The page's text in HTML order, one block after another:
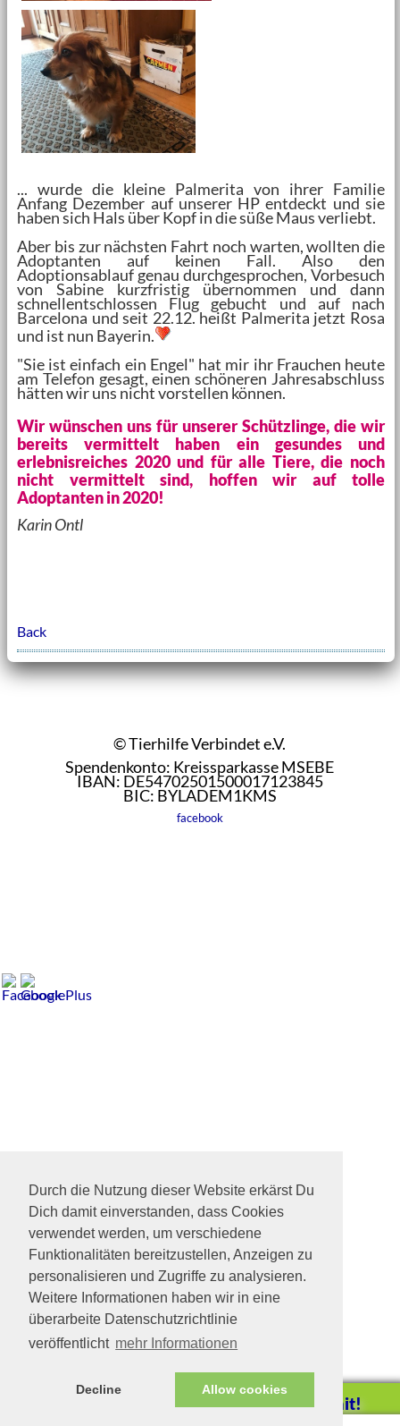
Durch die Nutzung dieser Website erkärst Du
Dich damit einverstanden, dass Cookies
verwendet werden, um verschiedene
Funktionalitäten bereitzustellen, Anzeigen zu
personalisieren und Zugriffe zu analysieren.
Weitere Informationen haben wir in eine
überarbeite Datenschutzrichtlinie
veröffentlicht mehr Informationen
Decline Allow cookies
... wurde die kleine Palmerita von ihrer Familie
Anfang Dezember auf unserer HP entdeckt und sie
haben sich Hals über Kopf in die süße Maus verliebt.
Aber bis zur nächsten Fahrt noch warten, wollten die
Adoptanten auf keinen Fall. Also den
Adoptionsablauf genau durchgesprochen, Vorbesuch
von Sabine kurzfristig übernommen und dann
schnellentschlossen Flug gebucht und auf nach
Barcelona und seit 22.12. heißt Palmerita jetzt Rosa
und ist nun Bayerin.
"Sie ist einfach ein Engel" hat mir ihr Frauchen heute
am Telefon gesagt, einen schöneren Jahresabschluss
hätten wir uns nicht vorstellen können.
Wir wünschen uns für unserer Schützlinge, die wir
bereits vermittelt haben ein gesundes und
erlebnisreiches 2020 und für alle Tiere, die noch
nicht vermittelt sind, hoffen wir auf tolle
Adoptanten in 2020!
Karin Ontl
Back
© Tierhilfe Verbindet e.V.
Spendenkonto: Kreissparkasse MSEBE
IBAN: DE54702501500017123845
BIC: BYLADEM1KMS
facebook
Helfen Sie mit!